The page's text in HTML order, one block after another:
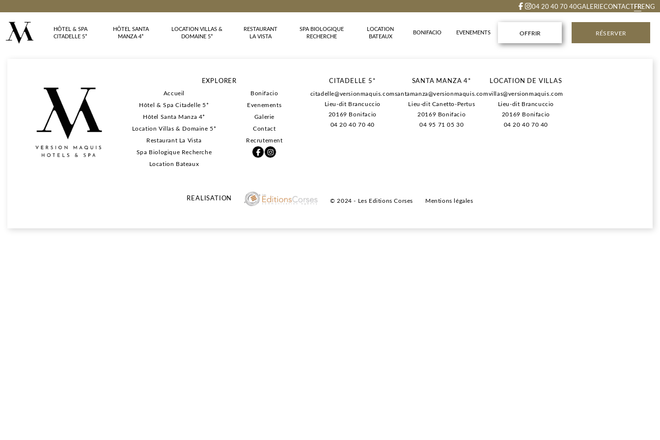
04 20 40 70 40GALERIECONTACTFRENG
HÔTEL & SPA
CITADELLE 5*
HÔTEL SANTA
MANZA 4*
LOCATION VILLAS &
DOMAINE 5*
RESTAURANT
LA VISTA
SPA BIOLOGIQUE
RECHERCHE
LOCATION
BATEAUX
BONIFACIO EVENEMENTS OFFRIR RÉSERVER
-13% sur l'hébergement.
-20% sur les petits déjeuners.
-20% sur les soins au SPA (lors de la réservation du séjour).
Des conditions de règlement et d'annulation plus flexibles.
EXPLORER
Accueil
Hôtel & Spa Citadelle 5*
Hôtel Santa Manza 4*
Location Villas & Domaine 5*
Restaurant La Vista
Spa Biologique Recherche
Location Bateaux
Bonifacio
Evenements
Galerie
Contact
Recrutement
CITADELLE 5*
citadelle@versionmaquis.com
Lieu-dit Brancuccio
20169 Bonifacio
04 20 40 70 40
SANTA MANZA 4*
santamanza@versionmaquis.com
Lieu-dit Canetto-Pertus
20169 Bonifacio
04 95 71 05 30
LOCATION DE VILLAS
villas@versionmaquis.com
Lieu-dit Brancuccio
20169 Bonifacio
04 20 40 70 40
REALISATION © 2024 - Les Editions Corses Mentions légales